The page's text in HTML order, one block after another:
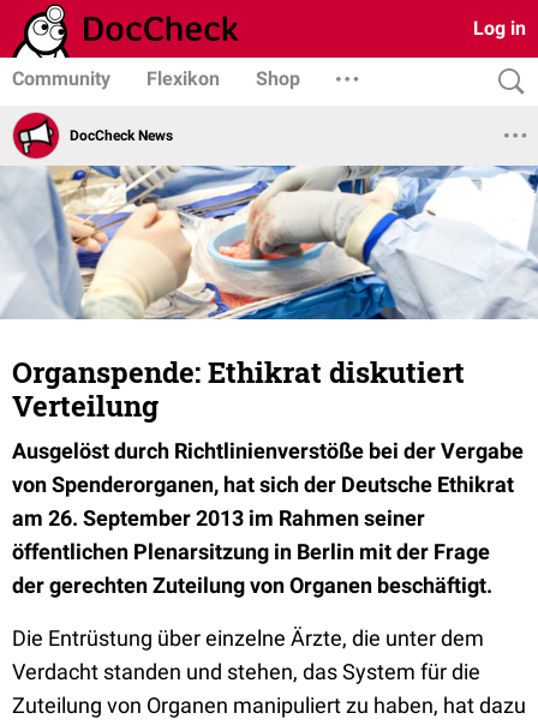
Log in
Community Flexikon Shop
DocCheck News
Organspende: Ethikrat diskutiert
Verteilung
Ausgelöst durch Richtlinienverstöße bei der Vergabe
von Spenderorganen, hat sich der Deutsche Ethikrat
am 26. September 2013 im Rahmen seiner
öffentlichen Plenarsitzung in Berlin mit der Frage
der gerechten Zuteilung von Organen beschäftigt.
Die Entrüstung über einzelne Ärzte, die unter dem
Verdacht standen und stehen, das System für die
Zuteilung von Organen manipuliert zu haben, hat dazu